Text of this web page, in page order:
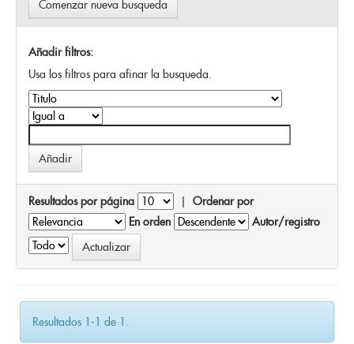
Comenzar nueva busqueda
Añadir filtros:
Usa los filtros para afinar la busqueda.
Resultados por página | Ordenar por
En orden
Autor/registro
Resultados 1-1 de 1.